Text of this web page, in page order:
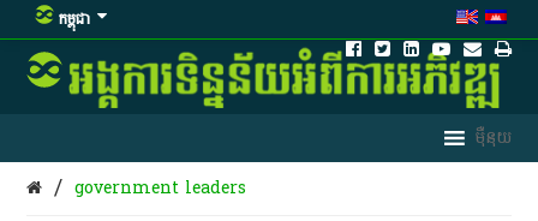
កម្ពុជា
/ government leaders